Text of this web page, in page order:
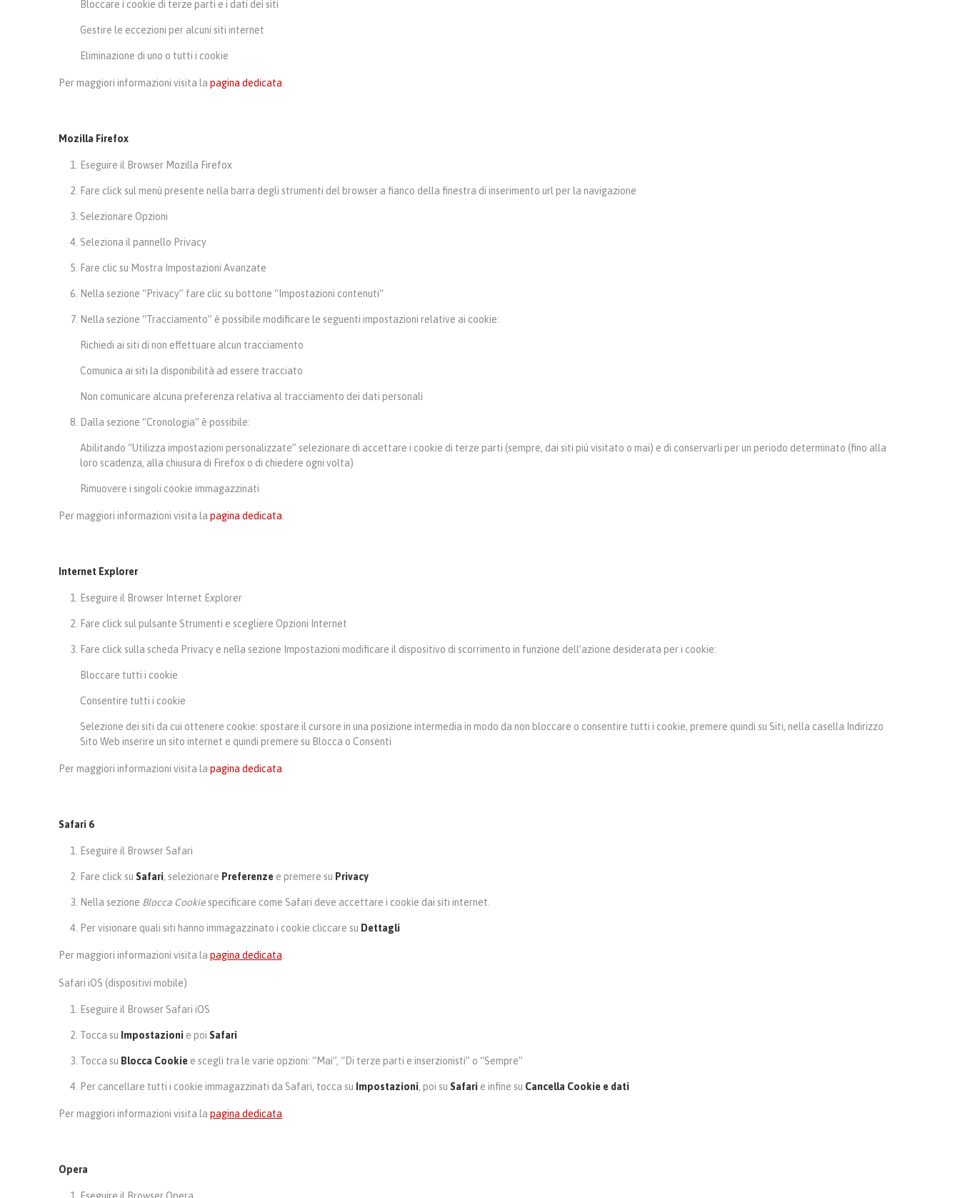
Bloccare i cookie di terze parti e i dati dei siti
Gestire le eccezioni per alcuni siti internet
Eliminazione di uno o tutti i cookie
Per maggiori informazioni visita la pagina dedicata
Mozilla Firefox
Eseguire il Browser Mozilla Firefox
Fare click sul menù presente nella barra degli strumenti del browser a fianco della finestra di inserimento url per la navigazione
Selezionare Opzioni
Seleziona il pannello Privacy
Fare clic su Mostra Impostazioni Avanzate
Nella sezione “Privacy” fare clic su bottone “Impostazioni contenuti“
Nella sezione “Tracciamento” è possibile modificare le seguenti impostazioni relative ai cookie:
Richiedi ai siti di non effettuare alcun tracciamento
Comunica ai siti la disponibilità ad essere tracciato
Non comunicare alcuna preferenza relativa al tracciamento dei dati personali
Dalla sezione “Cronologia” è possibile:
Abilitando “Utilizza impostazioni personalizzate” selezionare di accettare i cookie di terze parti (sempre, dai siti più visitato o mai) e di conservarli per un periodo determinato (fino alla
loro scadenza, alla chiusura di Firefox o di chiedere ogni volta)
Rimuovere i singoli cookie immagazzinati
Per maggiori informazioni visita la pagina dedicata
Internet Explorer
Eseguire il Browser Internet Explorer
Fare click sul pulsante Strumenti e scegliere Opzioni Internet
Fare click sulla scheda Privacy e nella sezione Impostazioni modificare il dispositivo di scorrimento in funzione dell’azione desiderata per i cookie:
Bloccare tutti i cookie
Consentire tutti i cookie
Selezione dei siti da cui ottenere cookie: spostare il cursore in una posizione intermedia in modo da non bloccare o consentire tutti i cookie, premere quindi su Siti, nella casella Indirizzo
Sito Web inserire un sito internet e quindi premere su Blocca o Consenti
Per maggiori informazioni visita la pagina dedicata
Safari 6
Eseguire il Browser Safari
Fare click su Safari, selezionare Preferenze e premere su Privacy
Nella sezione Blocca Cookie specificare come Safari deve accettare i cookie dai siti internet.
Per visionare quali siti hanno immagazzinato i cookie cliccare su Dettagli
Per maggiori informazioni visita la pagina dedicata
Safari iOS (dispositivi mobile)
Eseguire il Browser Safari iOS
Tocca su Impostazioni e poi Safari
Tocca su Blocca Cookie e scegli tra le varie opzioni: “Mai”, “Di terze parti e inserzionisti” o “Sempre”
Per cancellare tutti i cookie immagazzinati da Safari, tocca su Impostazioni, poi su Safari e infine su Cancella Cookie e dati
Per maggiori informazioni visita la pagina dedicata
Opera